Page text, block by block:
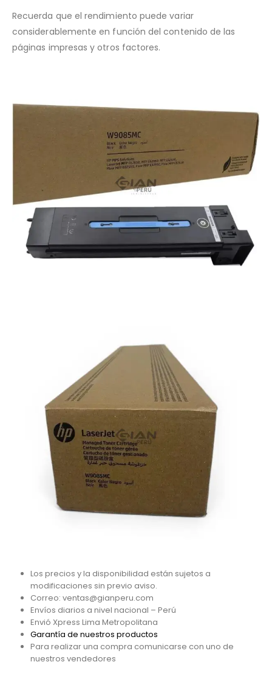
Recuerda que el rendimiento puede variar
considerablemente en función del contenido de las
páginas impresas y otros factores.
Los precios y la disponibilidad están sujetos a
modificaciones sin previo aviso.
Correo: ventas@gianperu.com
Envíos diarios a nivel nacional – Perú
Envió Xpress Lima Metropolitana
Garantía de nuestros productos
Para realizar una compra comunicarse con uno de
nuestros vendedores